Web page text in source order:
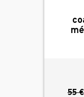
55 €